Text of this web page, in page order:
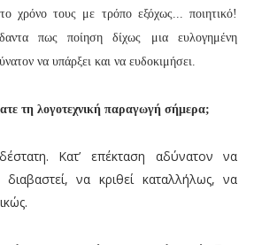
χρόνο τους με τρόπο εξόχως... ποιητικό!
πως ποίηση δίχως μια ευλογημένη
να υπάρξει και να ευδοκιμήσει.
τη λογοτεχνική παραγωγή σήμερα;
Κατ’ επέκταση αδύνατον να
να κριθεί καταλλήλως, να